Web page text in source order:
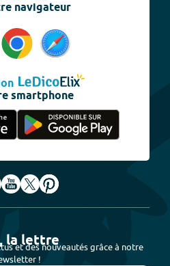
navigateur
smartphone
la lettre
et des nouveautés grâce à notre
!